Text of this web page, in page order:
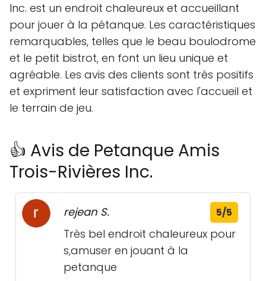
Inc. est un endroit chaleureux et accueillant
pour jouer à la pétanque. Les caractéristiques
remarquables, telles que le beau boulodrome
et le petit bistrot, en font un lieu unique et
agréable. Les avis des clients sont très positifs
et expriment leur satisfaction avec l'accueil et
le terrain de jeu.
👍 Avis de Petanque Amis
Trois-Rivières Inc.
rejean S. 5/5
Très bel endroit chaleureux pour
s,amuser en jouant à la
petanque